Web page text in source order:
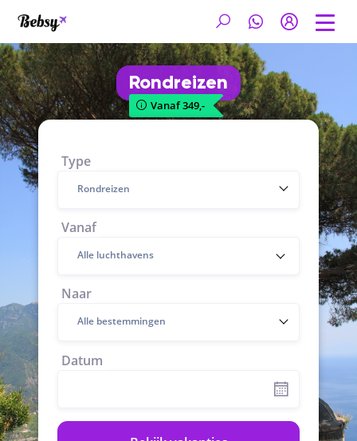
Rondreizen
Vanaf 349,-
Type
Rondreizen
Vanaf
Naar
Alle bestemmingen
Datum